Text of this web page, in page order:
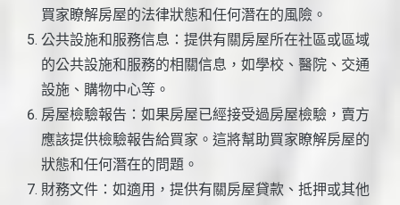
買家瞭解房屋的法律狀態和任何潛在的風險。
公共設施和服務信息：提供有關房屋所在社區或區域
的公共設施和服務的相關信息，如學校、醫院、交通
設施、購物中心等。
房屋檢驗報告：如果房屋已經接受過房屋檢驗，賣方
應該提供檢驗報告給買家。這將幫助買家瞭解房屋的
狀態和任何潛在的問題。
財務文件：如適用，提供有關房屋貸款、抵押或其他